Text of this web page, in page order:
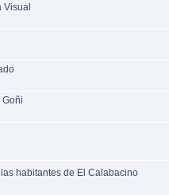
Visual
habitantes de El Calabacino